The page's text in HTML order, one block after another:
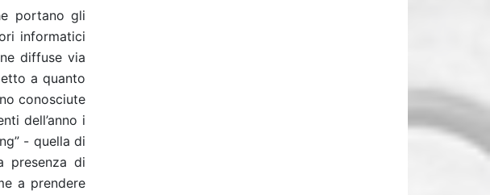
portano gli
informatici
diffuse via
a quanto
conosciute
dell’anno i
- quella di
presenza di
a prendere